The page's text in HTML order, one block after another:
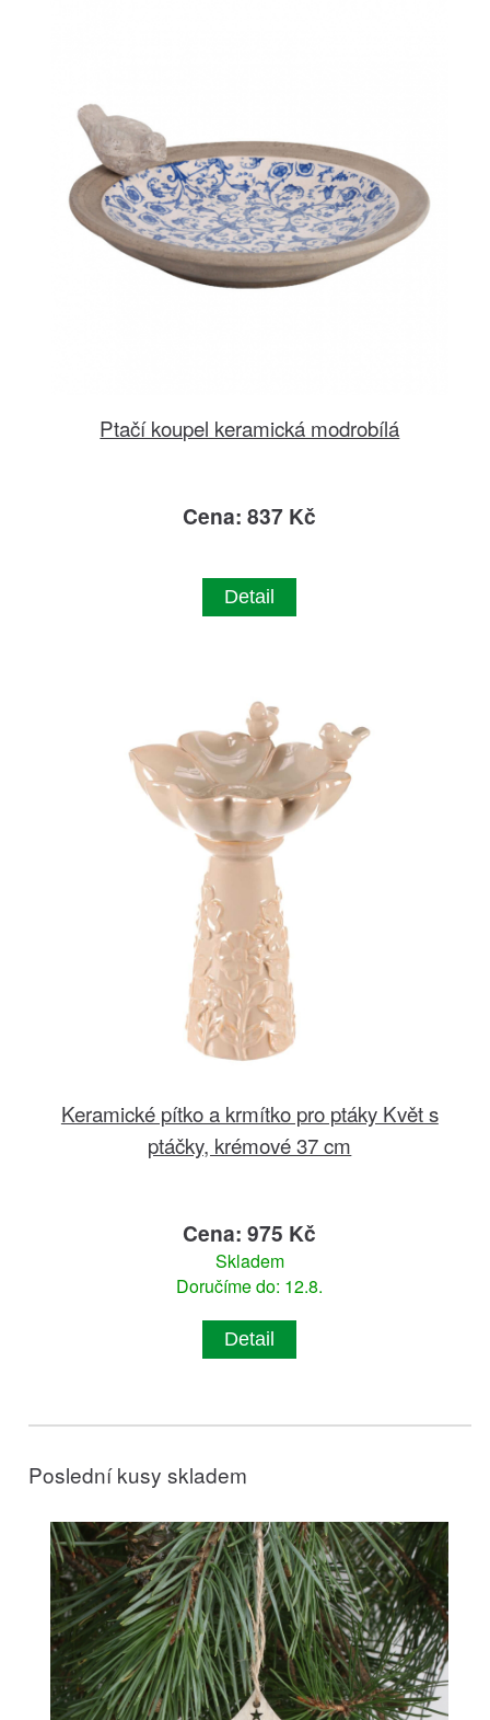
Ptačí koupel keramická modrobílá
Cena: 837 Kč
Detail
Keramické pítko a krmítko pro ptáky Květ s
ptáčky, krémové 37 cm
Cena: 975 Kč
Skladem
Doručíme do: 12.8.
Detail
Poslední kusy skladem